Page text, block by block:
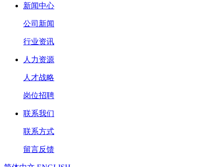
新闻中心
公司新闻
行业资讯
人力资源
人才战略
岗位招聘
联系我们
联系方式
留言反馈